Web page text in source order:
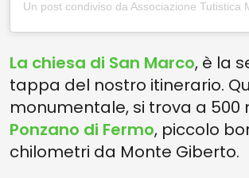
La chiesa di San Marco, è la
tappa del nostro itinerario.
monumentale, si trova a 500
Ponzano di Fermo, piccolo
chilometri da Monte Giberto.